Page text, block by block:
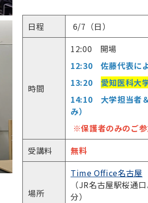
日程 6/7（日）
時間
12:00 開場
12:30 佐藤代表によ
13:20 愛知医科大
14:10 大学担当者
み）
※保護者のみのご
受講料
無料
場所
Time Office名古屋
（JR名古屋駅桜通
分）